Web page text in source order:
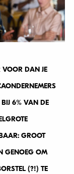
VOOR DAN JE
6% VAN DE
GROOT
GENOEG OM
(?!) TE